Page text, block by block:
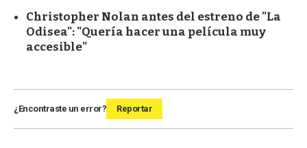
Christopher Nolan antes del estreno de "La
Odisea": "Quería hacer una película muy
accesible"
¿Encontraste un error? Reportar